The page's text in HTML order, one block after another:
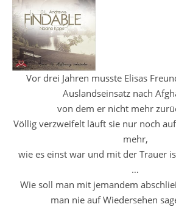
Vor drei Jahren musste Elisas
Auslandseinsatz nach
von dem er nicht mehr
Völlig verzweifelt läuft sie nur noch
mehr,
wie es einst war und mit der Trauer
…
Wie soll man mit jemandem
man nie auf Wiedersehen